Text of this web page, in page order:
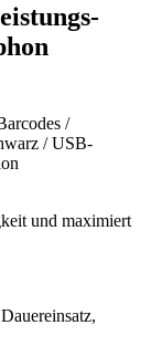
/
/ USB-
und maximiert